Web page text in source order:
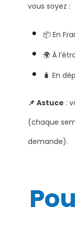
vous soyez :
📦 En
🌍 À
🧳 En
📌 Astuce :
(chaque
demande).